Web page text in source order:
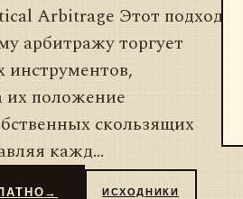
Arbitrage Этот подход
арбитражу торгует
инструментов,
их положение
скользящих
кажд...
→ ИСХОДНИКИ